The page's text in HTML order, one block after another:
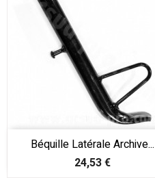
Béquille Latérale Archive...
Prix
24,53 €